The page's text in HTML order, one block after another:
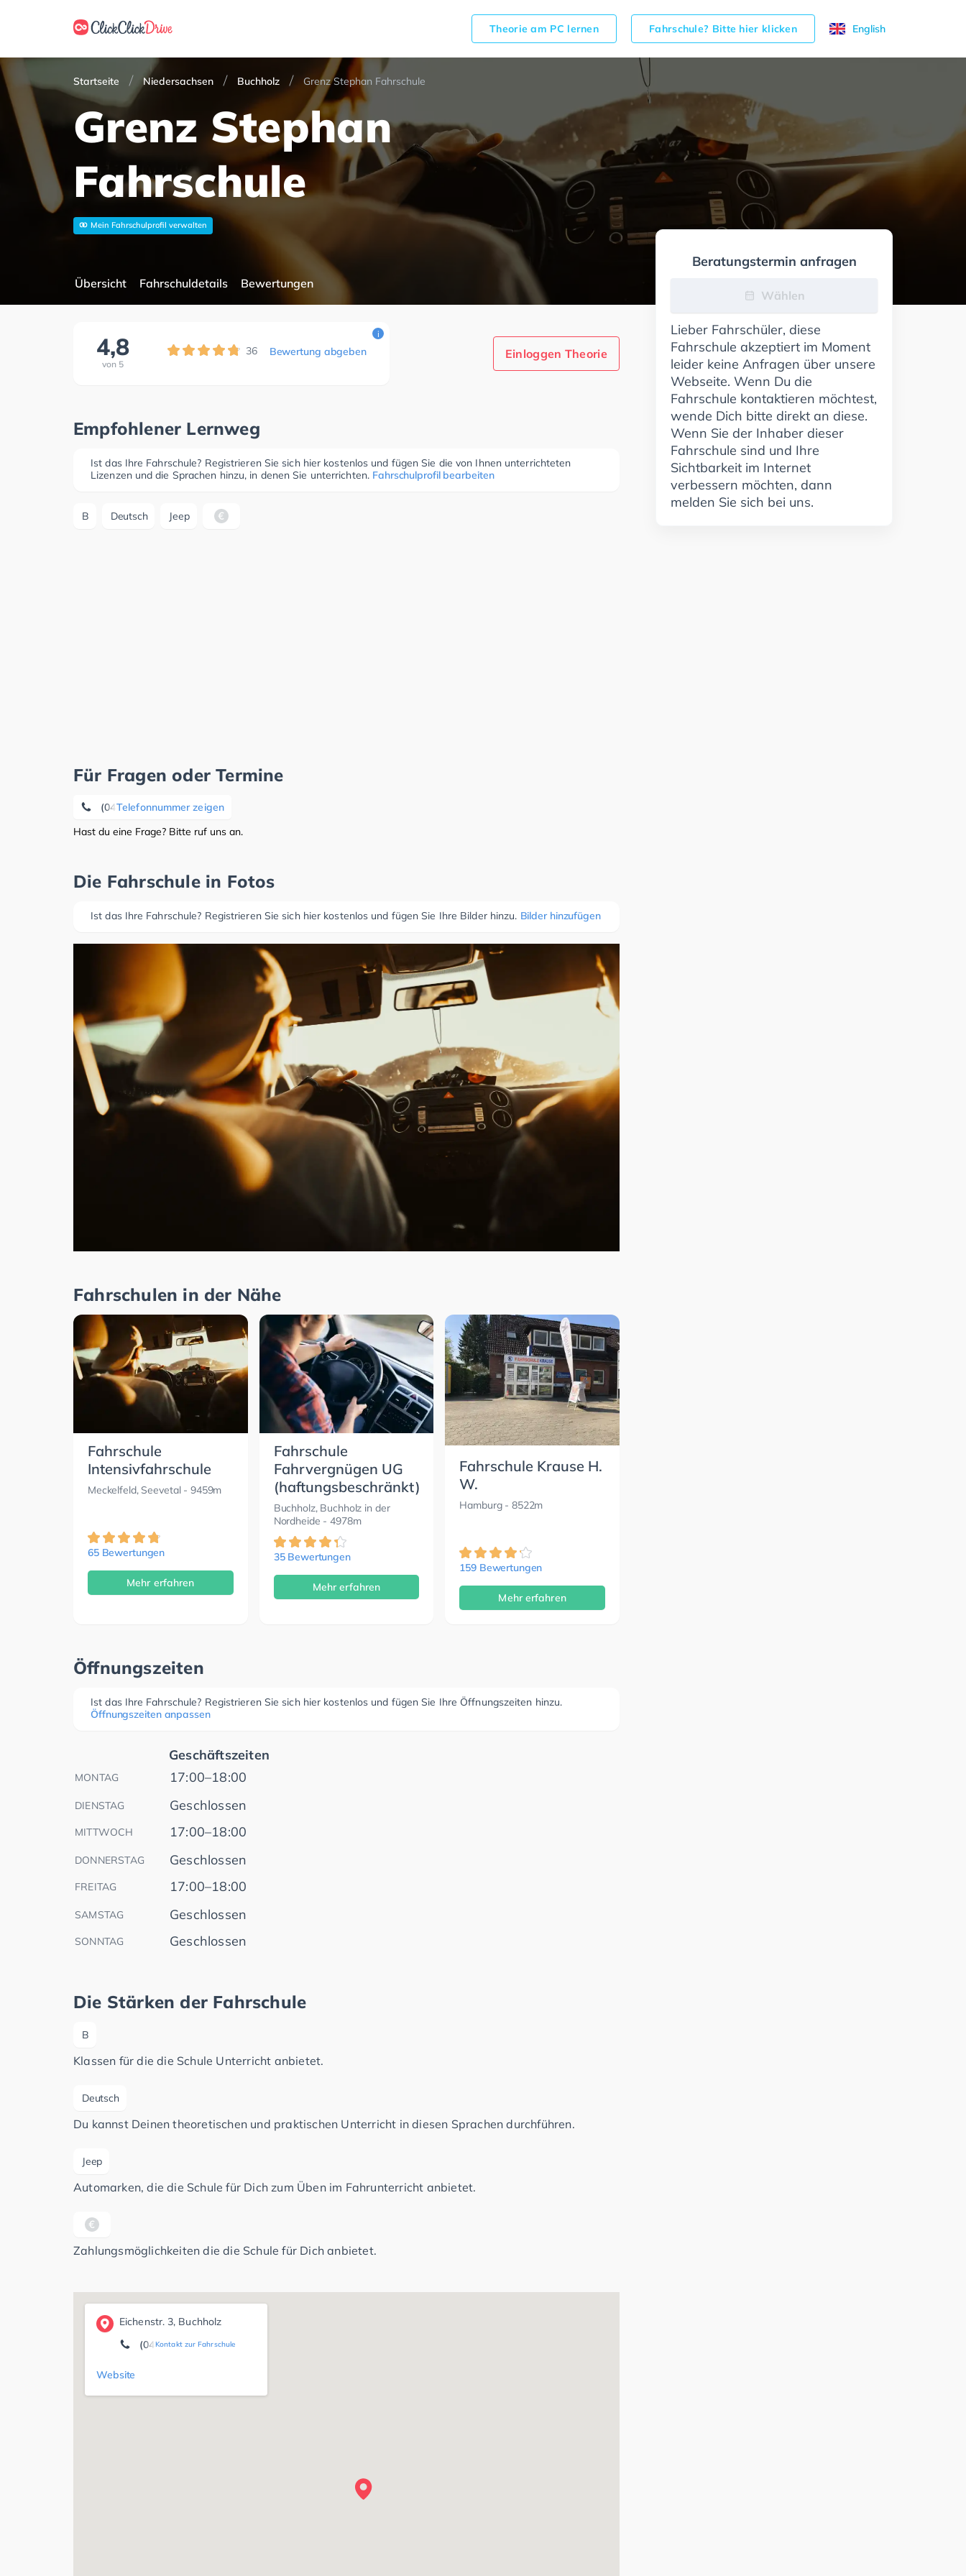
Theorie am PC lernen Fahrschule? Bitte hier klicken English
Startseite Niedersachsen Buchholz Grenz Stephan Fahrschule
Grenz Stephan
Fahrschule
Mein Fahrschulprofil verwalten
Übersicht Fahrschuldetails Bewertungen
4,8
von 5
36 Bewertung abgeben
i
Einloggen Theorie
Empfohlener Lernweg
Ist das Ihre Fahrschule? Registrieren Sie sich hier kostenlos und fügen Sie die von Ihnen unterrichteten
Lizenzen und die Sprachen hinzu, in denen Sie unterrichten. Fahrschulprofil bearbeiten
B Deutsch Jeep
Für Fragen oder Termine
Telefonnummer zeigen
(04105) 6 41 11 46
Hast du eine Frage? Bitte ruf uns an.
Die Fahrschule in Fotos
Ist das Ihre Fahrschule? Registrieren Sie sich hier kostenlos und fügen Sie Ihre Bilder hinzu. Bilder hinzufügen
Fahrschulen in der Nähe
Fahrschule
Intensivfahrschule
Meckelfeld, Seevetal- 9459m
65 Bewertungen
Mehr erfahren
Fahrschule
Fahrvergnügen UG
(haftungsbeschränkt)
Buchholz, Buchholz in der
Nordheide - 4978m
35 Bewertungen
Mehr erfahren
Fahrschule Krause H.
W.
Hamburg- 8522m
159 Bewertungen
Mehr erfahren
Öffnungszeiten
Ist das Ihre Fahrschule? Registrieren Sie sich hier kostenlos und fügen Sie Ihre Öffnungszeiten hinzu.
Öffnungszeiten anpassen
Geschäftszeiten
MONTAG 17:00–18:00
DIENSTAG Geschlossen
MITTWOCH 17:00–18:00
DONNERSTAG Geschlossen
FREITAG 17:00–18:00
SAMSTAG Geschlossen
SONNTAG Geschlossen
Die Stärken der Fahrschule
B
Klassen für die die Schule Unterricht anbietet.
Deutsch
Du kannst Deinen theoretischen und praktischen Unterricht in diesen Sprachen durchführen.
Jeep
Automarken, die die Schule für Dich zum Üben im Fahrunterricht anbietet.
Zahlungsmöglichkeiten die die Schule für Dich anbietet.
Eichenstr. 3, Buchholz
Kontakt zur Fahrschule
(04105) 6 41 11 46
Website
Beratungstermin anfragen
Wählen
Lieber Fahrschüler, diese
Fahrschule akzeptiert im Moment
leider keine Anfragen über unsere
Webseite. Wenn Du die
Fahrschule kontaktieren möchtest,
wende Dich bitte direkt an diese.
Wenn Sie der Inhaber dieser
Fahrschule sind und Ihre
Sichtbarkeit im Internet
verbessern möchten, dann
melden Sie sich bei uns.